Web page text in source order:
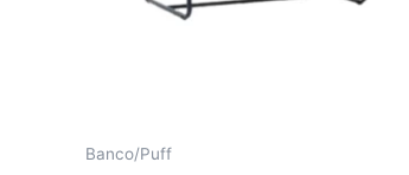
Banco/Puff